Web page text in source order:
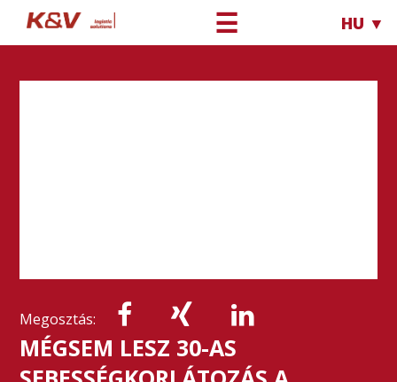
☰ HU ▼
Megosztás:
MÉGSEM LESZ 30-AS